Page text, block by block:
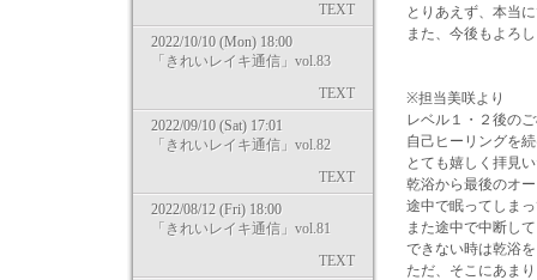
TEXT
2022/10/10 (Mon) 18:00
「きれいレイキ通信」vol.83
TEXT
2022/09/10 (Sat) 17:01
「きれいレイキ通信」vol.82
TEXT
2022/08/12 (Fri) 18:00
「きれいレイキ通信」vol.81
TEXT
とりあえず、本当
また、今後もよろ
※担当美咲より
レベル１・２後の
自己ヒーリングを
とても嬉しく拝見
乾浴から最後のオ
途中で眠ってしま
また途中で中断し
できない時は乾浴
ただ、そこにあま